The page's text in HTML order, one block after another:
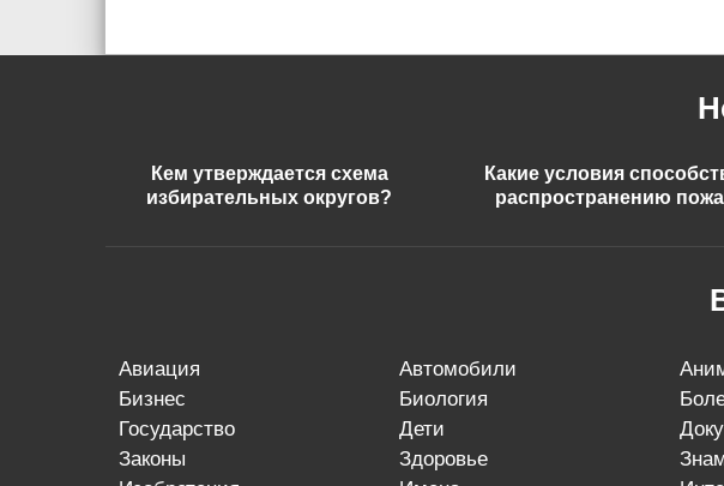
Кем утверждается схема
избирательных округов?
Какие условия
распространению
авиация автомобили
бизнес
биология
государство
дети
законы
здоровье